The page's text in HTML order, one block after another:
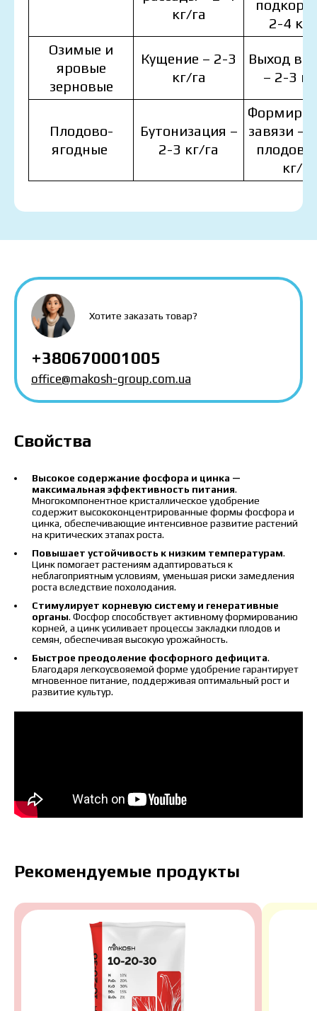
кг/га
2-4 кг/
Озимые и
яровые
зерновые
Кущение – 2-3
кг/га
Выход в
– 2-3
Плодово-
ягодные
Бутонизация –
2-3 кг/га
завязи –
плодов
кг/га
Хотите заказать товар?
+380670001005
office@makosh-group.com.ua
Свойства
Высокое содержание фосфора и цинка —
максимальная эффективность питания.
Многокомпонентное кристаллическое удобрение
содержит высококонцентрированные формы фосфора и
цинка, обеспечивающие интенсивное развитие растений
на критических этапах роста.
Повышает устойчивость к низким температурам.
Цинк помогает растениям адаптироваться к
неблагоприятным условиям, уменьшая риски замедления
роста вследствие похолодания.
Стимулирует корневую систему и генеративные
органы. Фосфор способствует активному формированию
корней, а цинк усиливает процессы закладки плодов и
семян, обеспечивая высокую урожайность.
Быстрое преодоление фосфорного дефицита.
Благодаря легкоусвояемой форме удобрение гарантирует
мгновенное питание, поддерживая оптимальный рост и
развитие культур.
Рекомендуемые продукты
Цена зависит от объёма и региона доставки. Для
Я ознакомился и принимаю политику
защиты персональных данных.
Я ознакомился и принимаю политику